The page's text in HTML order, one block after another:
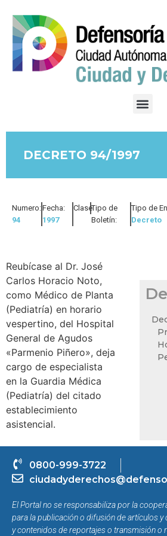
DECRETO 94/1997
Numero:
94
Fecha:
1997
Clase:Tipo de
Boletín:
Tipo de
Decreto
Reubícase al Dr. José
Carlos Horacio Noto,
como Médico de Planta
(Pediatría) en horario
vespertino, del Hospital
General de Agudos
«Parmenio Piñero», deja
cargo de especialista
en la Guardia Médica
(Pediatría) del citado
establecimiento
asistencial.
0800-999-3722
El Portal no se responsabiliza por la
para la publicación o difusión de artículos
y contenidos de reportajes o transmisión o